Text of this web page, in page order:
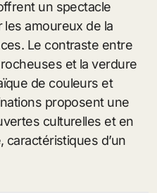
un spectacle
amoureux de la
Le contraste entre
et la verdure
de couleurs et
proposent une
culturelles et en
d’un